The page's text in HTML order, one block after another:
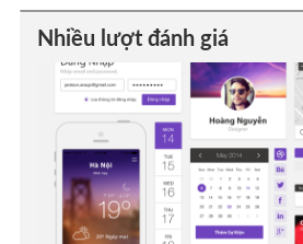
Nhiều lượt đánh giá